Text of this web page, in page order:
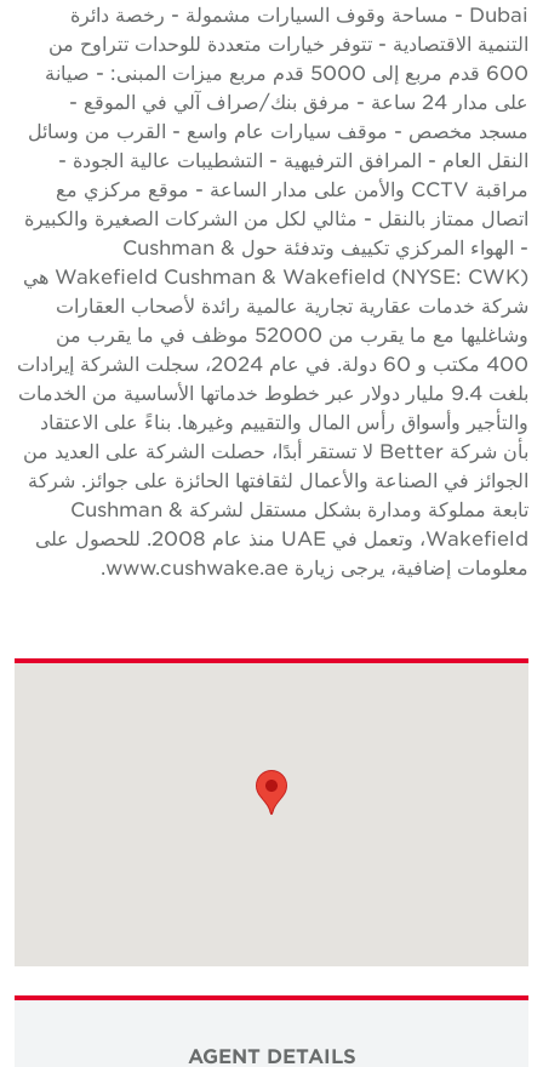
Dubai - مساحة وقوف السيارات مشمولة - رخصة دائرة
التنمية الاقتصادية - تتوفر خيارات متعددة للوحدات تتراوح من
600 قدم مربع إلى 5000 قدم مربع ميزات المبنى: - صيانة
على مدار 24 ساعة - مرفق بنك/صراف آلي في الموقع -
مسجد مخصص - موقف سيارات عام واسع - القرب من وسائل
النقل العام - المرافق الترفيهية - التشطيبات عالية الجودة -
مراقبة CCTV والأمن على مدار الساعة - موقع مركزي مع
اتصال ممتاز بالنقل - مثالي لكل من الشركات الصغيرة والكبيرة
- الهواء المركزي تكييف وتدفئة حول Cushman &
Wakefield Cushman & Wakefield (NYSE: CWK) هي
شركة خدمات عقارية تجارية عالمية رائدة لأصحاب العقارات
وشاغليها مع ما يقرب من 52000 موظف في ما يقرب من
400 مكتب و 60 دولة. في عام 2024، سجلت الشركة إيرادات
بلغت 9.4 مليار دولار عبر خطوط خدماتها الأساسية من الخدمات
والتأجير وأسواق رأس المال والتقييم وغيرها. بناءً على الاعتقاد
بأن شركة Better لا تستقر أبدًا، حصلت الشركة على العديد من
الجوائز في الصناعة والأعمال لثقافتها الحائزة على جوائز. شركة
تابعة مملوكة ومدارة بشكل مستقل لشركة Cushman &
Wakefield، وتعمل في UAE منذ عام 2008. للحصول على
معلومات إضافية، يرجى زيارة www.cushwake.ae.
AGENT DETAILS